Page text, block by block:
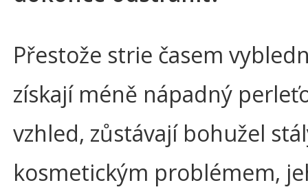
Přestože strie časem
získají méně nápadný
vzhled, zůstávají bohužel
kosmetickým problémem,